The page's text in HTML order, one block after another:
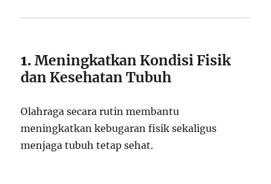
1.Meningkatkan Kondisi Fisik
dan Kesehatan Tubuh
Olahraga secara rutin membantu
meningkatkan kebugaran fisik sekaligus
menjaga tubuh tetap sehat.